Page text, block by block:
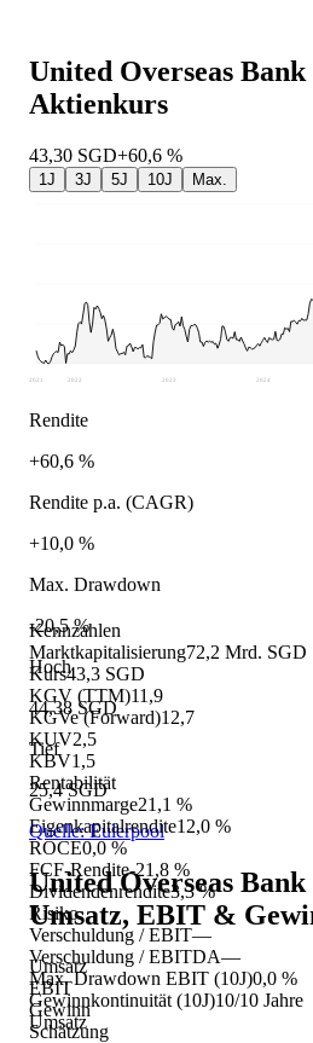
Kennzahlen
Marktkapitalisierung72,2 Mrd. SGD
Kurs43,3 SGD
KGV (TTM)11,9
KGVe (Forward)12,7
KUV2,5
KBV1,5
Rentabilität
Gewinnmarge21,1 %
Eigenkapitalrendite12,0 %
ROCE0,0 %
FCF-Rendite-21,8 %
Dividendenrendite3,3 %
Risiko
Verschuldung / EBIT—
Verschuldung / EBITDA—
Max. Drawdown EBIT (10J)0,0 %
Gewinnkontinuität (10J)10/10 Jahre
Umsatz
United Overseas
Aktienkurs
43,30 SGD+60,6 %
1J 3J 5J 10J Max.
2021 2022 2023 2024
Rendite
+60,6 %
Rendite p.a. (CAGR)
+10,0 %
Max. Drawdown
-20,5 %
Hoch
44,38 SGD
Tief
25,4 SGD
Quelle: Eulerpool
United Overseas
Umsatz, EBIT &
Umsatz
EBIT
Gewinn
Schätzung